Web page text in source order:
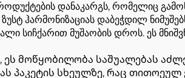
დანაკარგს, რომელიც
ჰარმონიზაციას დაბეჭდილ
სიჩქარით მუშაობის დროს. ეს
მოწყობილობა საშუალებას
პაკეტის სხეულზე, რაც